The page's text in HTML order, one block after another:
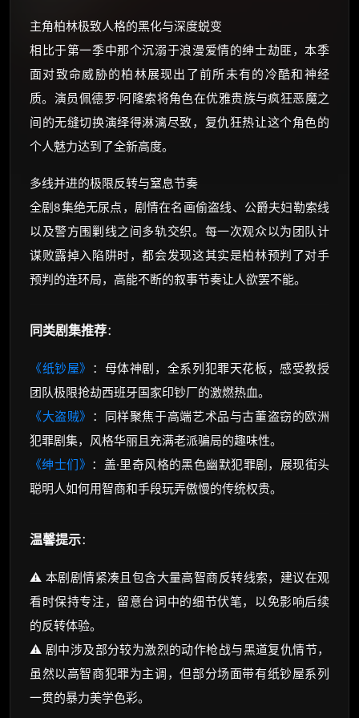
主角柏林极致人格的黑化与深度蜕变
相比于第一季中那个沉溺于浪漫爱情的绅士劫匪，本季
面对致命威胁的柏林展现出了前所未有的冷酷和神经
质。演员佩德罗·阿隆索将角色在优雅贵族与疯狂恶魔之
间的无缝切换演绎得淋漓尽致，复仇狂热让这个角色的
个人魅力达到了全新高度。
多线并进的极限反转与窒息节奏
全剧8集绝无尿点，剧情在名画偷盗线、公爵夫妇勒索线
以及警方围剿线之间多轨交织。每一次观众以为团队计
谋败露掉入陷阱时，都会发现这其实是柏林预判了对手
预判的连环局，高能不断的叙事节奏让人欲罢不能。
同类剧集推荐：
《纸钞屋》 ：母体神剧，全系列犯罪天花板，感受教授
团队极限抢劫西班牙国家印钞厂的激燃热血。
《大盗贼》 ：同样聚焦于高端艺术品与古董盗窃的欧洲
犯罪剧集，风格华丽且充满老派骗局的趣味性。
《绅士们》 ：盖·里奇风格的黑色幽默犯罪剧，展现街头
聪明人如何用智商和手段玩弄傲慢的传统权贵。
温馨提示：
⚠️ 本剧剧情紧凑且包含大量高智商反转线索，建议在观
看时保持专注，留意台词中的细节伏笔，以免影响后续
的反转体验。
⚠️ 剧中涉及部分较为激烈的动作枪战与黑道复仇情节，
虽然以高智商犯罪为主调，但部分场面带有纸钞屋系列
一贯的暴力美学色彩。